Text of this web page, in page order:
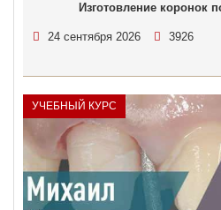
Изготовление коронок
24 сентября 2026 3926
УЧЕБНЫЙ КУРС